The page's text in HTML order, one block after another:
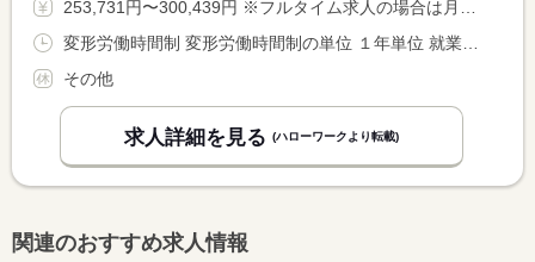
253,731円〜300,439円 ※フルタイム求人の場合は月額（換算額）、パート求人の場合は時間額を表示しています。
変形労働時間制 変形労働時間制の単位 １年単位 就業時間１ 6時00分〜15時00分 就業時間２ 7時00分〜16時00分 就業時間３ 8時00分〜17時00分 就業時間に関する特記事項 ・予約状況に応じてシフトパターンを組む <BR> ・通常時の就業時間は（２）
その他
求人詳細を見る (ハローワークより転載)
関連のおすすめ求人情報